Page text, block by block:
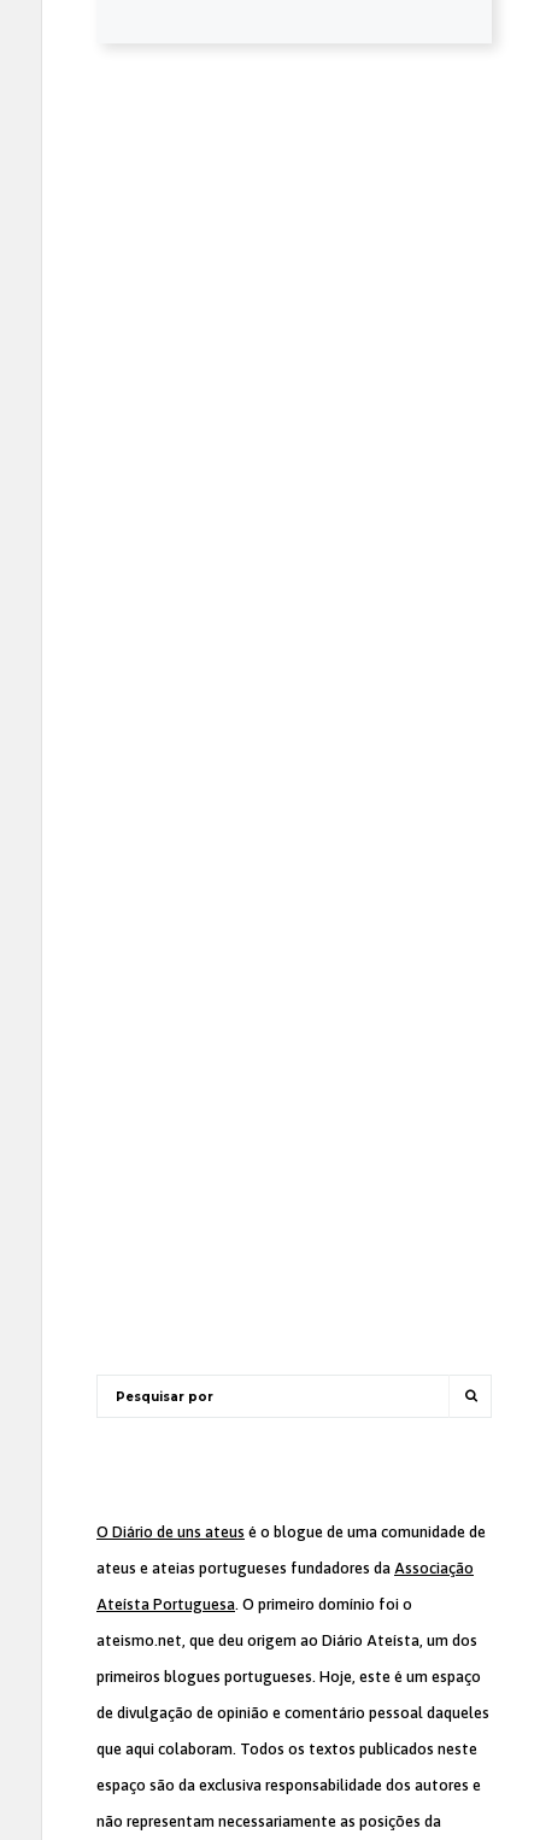
O Diário de uns ateus é o blogue de uma comunidade de
ateus e ateias portugueses fundadores da Associação
Ateísta Portuguesa. O primeiro domínio foi o
ateismo.net, que deu origem ao Diário Ateísta, um dos
primeiros blogues portugueses. Hoje, este é um espaço
de divulgação de opinião e comentário pessoal daqueles
que aqui colaboram. Todos os textos publicados neste
espaço são da exclusiva responsabilidade dos autores e
não representam necessariamente as posições da